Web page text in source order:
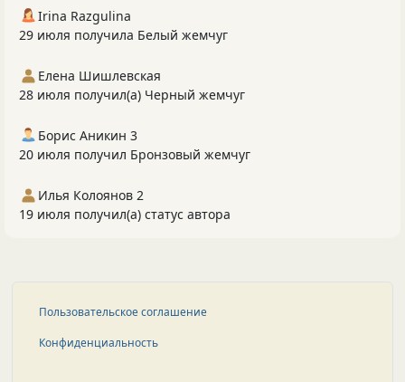
Irina Razgulina
29 июля получила Белый жемчуг
Елена Шишлевская
28 июля получил(а) Черный жемчуг
Борис Аникин 3
20 июля получил Бронзовый жемчуг
Илья Колоянов 2
19 июля получил(а) статус автора
Пользовательское соглашение
Конфиденциальность